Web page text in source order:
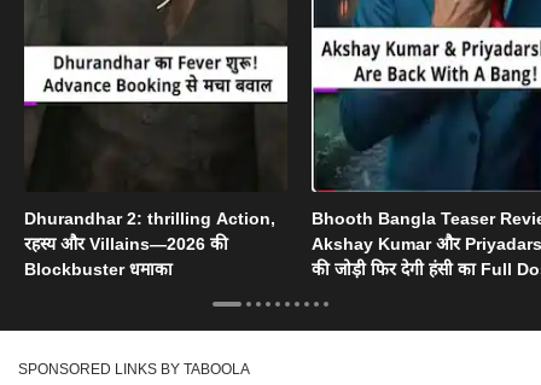
Dhurandhar 2: thrilling Action,
रहस्य और Villains—2026 की
Blockbuster धमाका
Bhooth Bangla Teaser
Akshay Kumar और
की जोड़ी फिर देगी हंसी का Full
SPONSORED LINKS BY TABOOLA